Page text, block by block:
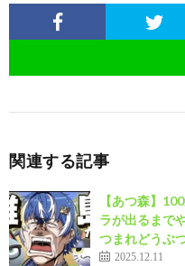
関連する記事
【あつ森】
ラが出るまで
つまれどうぶ
2025.12.11